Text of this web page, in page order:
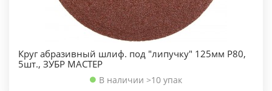
Круг абразивный шлиф. под "липучку" 125мм Р80,
5шт., ЗУБР МАСТЕР
В наличии >10 упак